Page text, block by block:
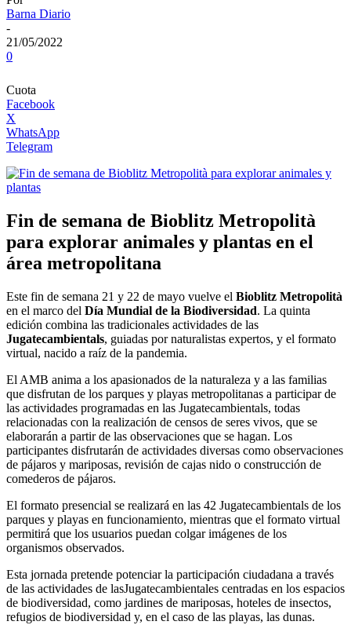
Barna Diario
-
21/05/2022
0
Cuota
Facebook
X
WhatsApp
Telegram
Fin de semana de Bioblitz Metropolità
para explorar animales y plantas en el
área metropolitana
Este fin de semana 21 y 22 de mayo vuelve el Bioblitz Metropolità
en el marco del Día Mundial de la Biodiversidad. La quinta
edición combina las tradicionales actividades de las
Jugatecambientals, guiadas por naturalistas expertos, y el formato
virtual, nacido a raíz de la pandemia.
El AMB anima a los apasionados de la naturaleza y a las familias
que disfrutan de los parques y playas metropolitanas a participar de
las actividades programadas en las Jugatecambientals, todas
relacionadas con la realización de censos de seres vivos, que se
elaborarán a partir de las observaciones que se hagan. Los
participantes disfrutarán de actividades diversas como observaciones
de pájaros y mariposas, revisión de cajas nido o construcción de
comederos de pájaros.
El formato presencial se realizará en las 42 Jugatecambientals de los
parques y playas en funcionamiento, mientras que el formato virtual
permitirá que los usuarios puedan colgar imágenes de los
organismos observados.
Esta jornada pretende potenciar la participación ciudadana a través
de las actividades de lasJugatecambientales centradas en los espacios
de biodiversidad, como jardines de mariposas, hoteles de insectos,
refugios de biodiversidad y, en el caso de las playas, las dunas.